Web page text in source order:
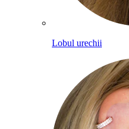
Lobul urechii